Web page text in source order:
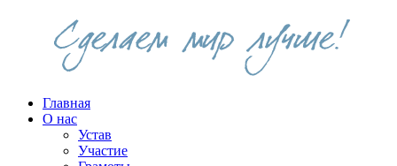
Главная
О нас
Устав
Участие